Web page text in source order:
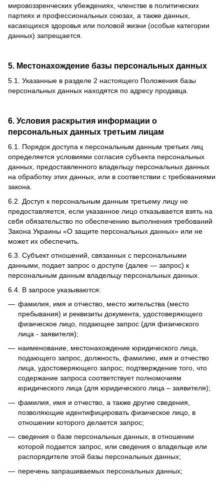
мировоззренческих убеждениях, членстве в политических
партиях и профессиональных союзах, а также данных,
касающихся здоровья или половой жизни (особые категории
данных) запрещается.
5. Местонахождение базы персональных данных
5.1. Указанные в разделе 2 настоящего Положения базы
персональных данных находятся по адресу продавца.
6. Условия раскрытия информации о
персональных данных третьим лицам
6.1. Порядок доступа к персональным данным третьих лиц
определяется условиями согласия субъекта персональных
данных, предоставленного владельцу персональных данных
на обработку этих данных, или в соответствии с требованиями
закона.
6.2. Доступ к персональным данным третьему лицу не
предоставляется, если указанное лицо отказывается взять на
себя обязательство по обеспечению выполнения требований
Закона Украины «О защите персональных данных» или не
может их обеспечить.
6.3. Субъект отношений, связанных с персональными
данными, подает запрос о доступе (далее — запрос) к
персональным данным владельцу персональных данных.
6.4. В запросе указываются:
фамилия, имя и отчество, место жительства (место
пребывания) и реквизиты документа, удостоверяющего
физическое лицо, подающее запрос (для физического
лица - заявителя);
наименование, местонахождение юридического лица,
подающего запрос, должность, фамилию, имя и отчество
лица, удостоверяющего запрос; подтверждение того, что
содержание запроса соответствует полномочиям
юридического лица (для юридического лица – заявителя);
фамилия, имя и отчество, а также другие сведения,
позволяющие идентифицировать физическое лицо, в
отношении которого делается запрос;
сведения о базе персональных данных, в отношении
которой подается запрос, или сведения о владельце или
распорядителе этой базы персональных данных;
перечень запрашиваемых персональных данных;